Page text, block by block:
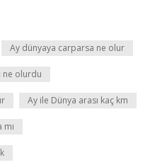
Ay dünyaya carparsa ne olur
ne olurdu
Ay ile Dünya arası kaç km